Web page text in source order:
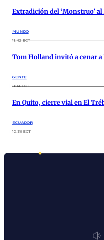
Extradición del ‘Monstruo’
MUNDO
11:42 ECT
Tom Holland invitó a cenar
GENTE
11:14 ECT
En Quito, cierre vial en El
ECUADOR
10:36 ECT